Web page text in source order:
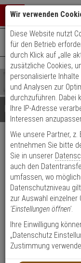
Shop
durchsuchen
Bitte
geben
Sie
Zeichen
ein,
um
Suche
starten.
Es
wurde
noch
Suche
gestartet
+49 (0)821 899 493-0
Details
Hanwha
Produktmerkmale
Datenblatt drucken
Produktinformationen
Halterung,
Montageart:
Anwendung:
Wir verwenden
Diese Website nutzt
für den Betrieb
durch Klick auf „alle
zusätzliche Cookies,
personalisierte
und Analysen zur
durchzuführen. Dabei
Ihre IP-Adresse
Interessen
Wie unsere Partner, z.
entnehmen Sie bitte
Sie in unserer
auch den
umfassen, wo
Datenschutzniveau
zur Auswahl einzelner
'Einstellungen öffnen'.
Ihre Einwilligung
„Datenschutz
Zustimmung